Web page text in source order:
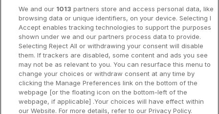
Sydsverige
Om Hotellpremien
Nya hotell
Stadsweekend
We and our 1013 partners store and access personal data, like
browsing data or unique identifiers, on your device. Selecting I
Accept enables tracking technologies to support the purposes
shown under we and our partners process data to provide.
Selecting Reject All or withdrawing your consent will disable
them. If trackers are disabled, some content and ads you see
may not be as relevant to you. You can resurface this menu to
change your choices or withdraw consent at any time by
clicking the Manage Preferences link on the bottom of the
webpage [or the floating icon on the bottom-left of the
webpage, if applicable] .Your choices will have effect within
our Website. For more details, refer to our Privacy Policy.